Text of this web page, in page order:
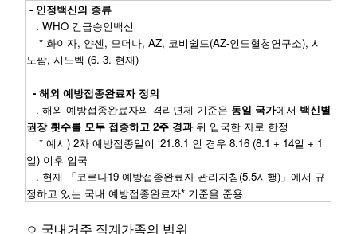
- 인정백신의 종류
. WHO 긴급승인백신
* 화이자, 얀센, 모더나, AZ, 코비쉴드(AZ-인도혈청연구소), 시
노팜, 시노벡 (6. 3. 현재)
- 해외 예방접종완료자 정의
. 해외 예방접종완료자의 격리면제 기준은 동일 국가에서 백신별
권장 횟수를 모두 접종하고 2주 경과뒤 입국한 자로 한정
* 예시) 2차 예방접종일이 ‘21.8.1 인 경우 8.16 (8.1 + 14일 + 1
일) 이후 입국
. 현재 「코로나19 예방접종완료자 관리지침(5.5시행)」에서 규
정하고 있는 국내 예방접종완료자* 기준을 준용
ㅇ 국내거주 직계가족의 범위